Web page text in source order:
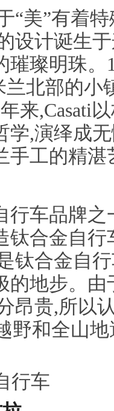
“美”有着
设计诞生
璀璨明珠。
兰北部的小
来,Casati
学,演绎成
手工的精湛
行车品牌
钛合金自行
钛合金自
的地步。
昂贵,所以
野和全山